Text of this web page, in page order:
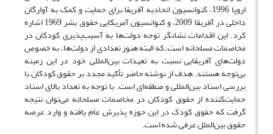
اروپا 1996، کنوانسیون اتحادیه آفریقا برای حمایت و کمک به آوارگان
داخلی در آفریقا 2009، و کنوانسیون آمریکایی حقوق بشر 1969 اشاره
کرد. این اقدامات نشانگر توجه دولت‌ها به آسیب‌پذیری کودکان در
مخاصمات مسلحانه است، که البته هنوز تعدادی از دولت‌ها، به خصوص
دولت‌های آفریقایی نسبت به تعهدات بین‌المللی خود در این زمینه
بی‌توجه هستند. هدف از نوشته حاضر تأکید مجدد بر حقوق کودکان با
بررسی اسناد بین‌المللی و منطقه‌ای است. با توجه به تعداد بالای اسناد
حمایت‌کننده از حقوق کودکان در مخاصمات مسلحانه می‌توان نتیجه
گرفت که حقوق کودک در این حوزه پذیرش عام یافته و وارد عرصه
حقوق بین‌الملل عرفی شده است.